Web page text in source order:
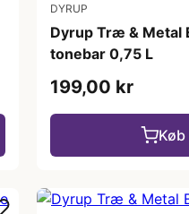
DYRUP
Dyrup Træ & Metal
tonebar 0,75 L
199,00 kr